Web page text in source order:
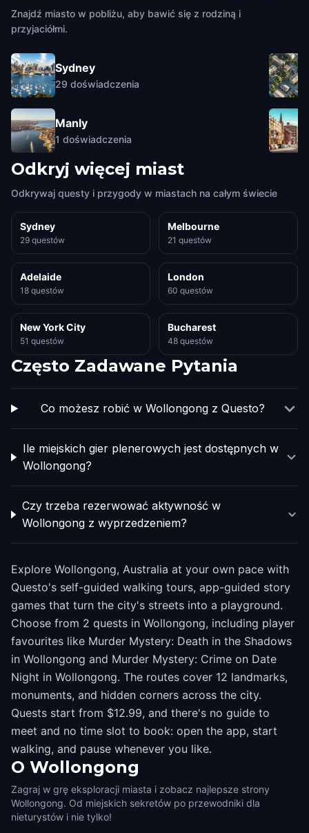
Znajdź miasto w pobliżu, aby bawić się z rodziną i
przyjaciółmi.
Sydney
29 doświadczenia
Manly
1 doświadczenia
Odkryj więcej miast
Odkrywaj questy i przygody w miastach na całym świecie
Sydney
29 questów
Melbourne
21 questów
Adelaide
18 questów
London
60 questów
New York City
51 questów
Bucharest
48 questów
Często Zadawane Pytania
Co możesz robić w Wollongong z Questo?
Ile miejskich gier plenerowych jest dostępnych w
Wollongong?
Czy trzeba rezerwować aktywność w
Wollongong z wyprzedzeniem?
Explore Wollongong, Australia at your own pace with
Questo's self-guided walking tours, app-guided story
games that turn the city's streets into a playground.
Choose from 2 quests in Wollongong, including player
favourites like Murder Mystery: Death in the Shadows
in Wollongong and Murder Mystery: Crime on Date
Night in Wollongong. The routes cover 12 landmarks,
monuments, and hidden corners across the city.
Quests start from $12.99, and there's no guide to
meet and no time slot to book: open the app, start
walking, and pause whenever you like.
O Wollongong
Zagraj w grę eksploracji miasta i zobacz najlepsze strony
Wollongong. Od miejskich sekretów po przewodniki dla
nieturystów i nie tylko!